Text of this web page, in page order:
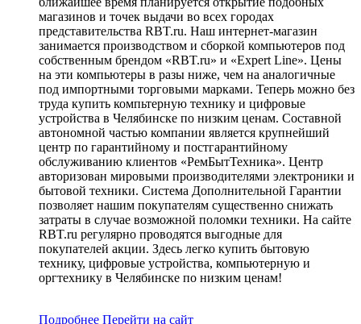
магазинов и точек выдачи во всех городах
представительства RBT.ru. Наш интернет-магазин
занимается производством и сборкой компьютеров под
собственным брендом «RBT.ru» и «Expert Line». Цены
на эти компьютеры в разы ниже, чем на аналогичные
под импортными торговыми марками. Теперь можно без
труда купить компьтерную технику и цифровые
устройства в Челябинске по низким ценам. Составной
автономной частью компании является крупнейший
центр по гарантийному и постгарантийному
обслуживанию клиентов «РемБытТехника». Центр
авторизован мировыми производителями электроники и
бытовой техники. Система Дополнительной Гарантии
позволяет нашим покупателям существенно снижать
затраты в случае возможной поломки техники. На сайте
RBT.ru регулярно проводятся выгодные для
покупателей акции. Здесь легко купить бытовую
технику, цифровые устройства, компьютерную и
оргтехнику в Челябинске по низким ценам!
Подробнее Перейти на сайт